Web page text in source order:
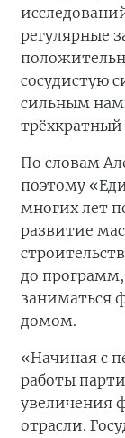
регулярные
сосудистую
сильным
По словам
поэтому
многих лет
развитие
до
заниматься
домом.
«Начиная с
работы
увеличения
отрасли.